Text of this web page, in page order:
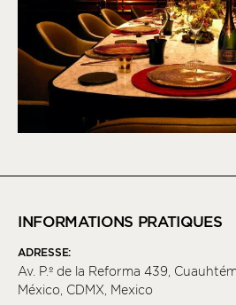
INFORMATIONS PRATIQUES
ADRESSE:
Av. P.º de la Reforma 439,
México, CDMX, Mexico